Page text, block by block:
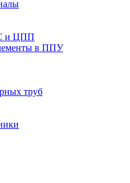
и ЦПП
в ППУ
труб